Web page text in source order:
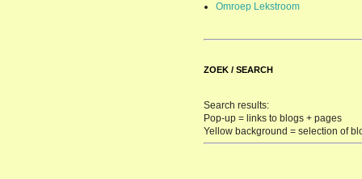
Omroep Lekstroom
ZOEK / SEARCH
Search results:
Pop-up = links to blogs + pages
Yellow background = selection of